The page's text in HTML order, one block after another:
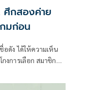
ศึกสองค่าย
กมก่อน
ดัง ได้ให้ความเห็น
งการเลือก สมาชิก